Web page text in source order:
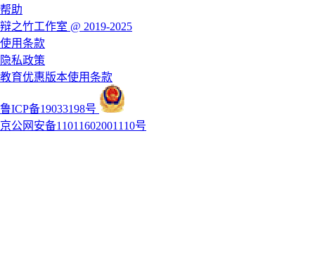
帮助
辩之竹工作室 @ 2019-2025
使用条款
隐私政策
教育优惠版本使用条款
鲁ICP备19033198号
京公网安备11011602001110号